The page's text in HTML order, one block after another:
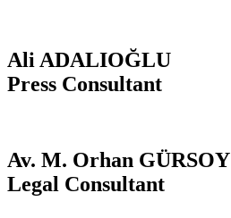
Ali ADALIOĞLU
Press Consultant
Av. M. Orhan GÜRSOY
Legal Consultant